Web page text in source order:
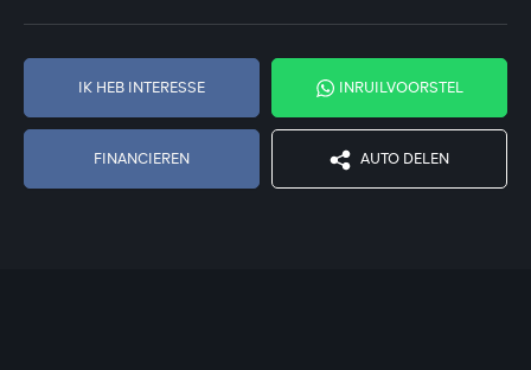
IK HEB INTERESSE INRUILVOORSTEL
FINANCIEREN AUTO DELEN